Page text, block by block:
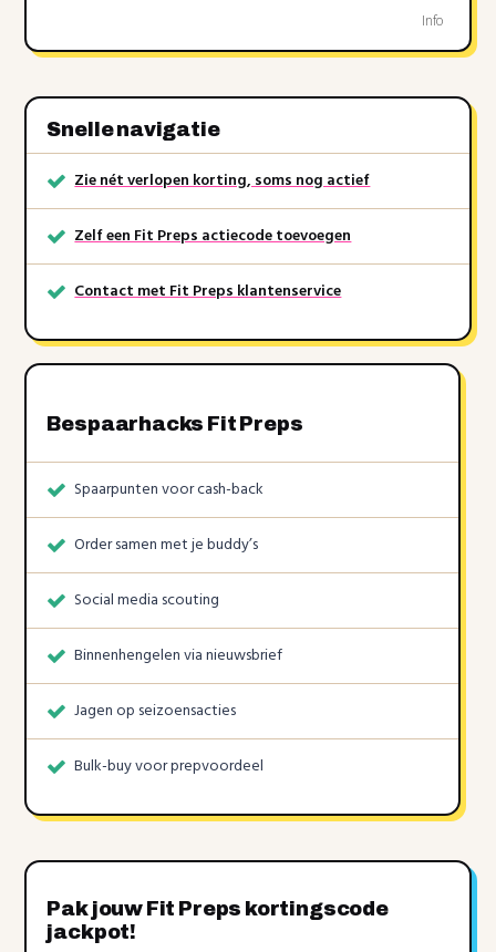
Info
Snelle navigatie
Zie nét verlopen korting, soms nog actief
Zelf een Fit Preps actiecode toevoegen
Contact met Fit Preps klantenservice
Bespaarhacks Fit Preps
Spaarpunten voor cash-back
Order samen met je buddy’s
Social media scouting
Binnenhengelen via nieuwsbrief
Jagen op seizoensacties
Bulk-buy voor prepvoordeel
Pak jouw Fit Preps kortingscode
jackpot!